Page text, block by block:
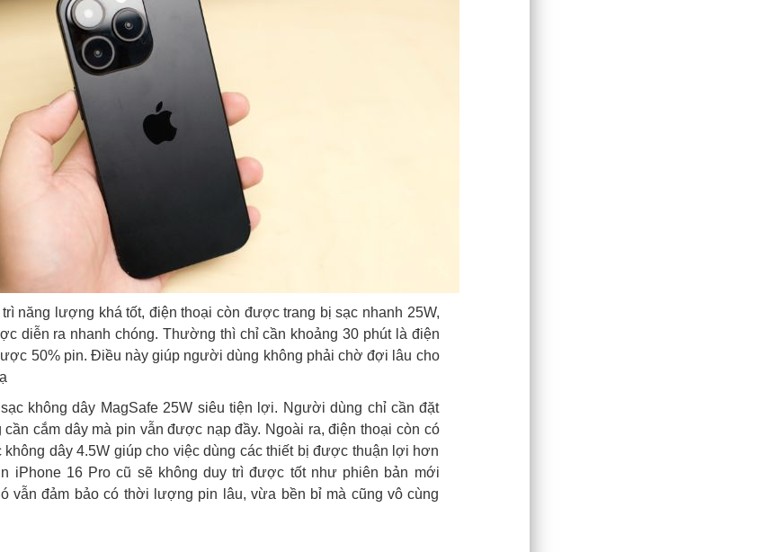
năng lượng khá tốt, điện thoại còn được trang bị sạc nhanh 25W,
diễn ra nhanh chóng. Thường thì chỉ cần khoảng 30 phút là điện
50% pin. Điều này giúp người dùng không phải chờ đợi lâu cho
không dây MagSafe 25W siêu tiện lợi. Người dùng chỉ cần đặt
cần cắm dây mà pin vẫn được nạp đầy. Ngoài ra, điện thoại còn có
dây 4.5W giúp cho việc dùng các thiết bị được thuận lợi hơn
iPhone 16 Pro cũ sẽ không duy trì được tốt như phiên bản mới
vẫn đảm bảo có thời lượng pin lâu, vừa bền bỉ mà cũng vô cùng